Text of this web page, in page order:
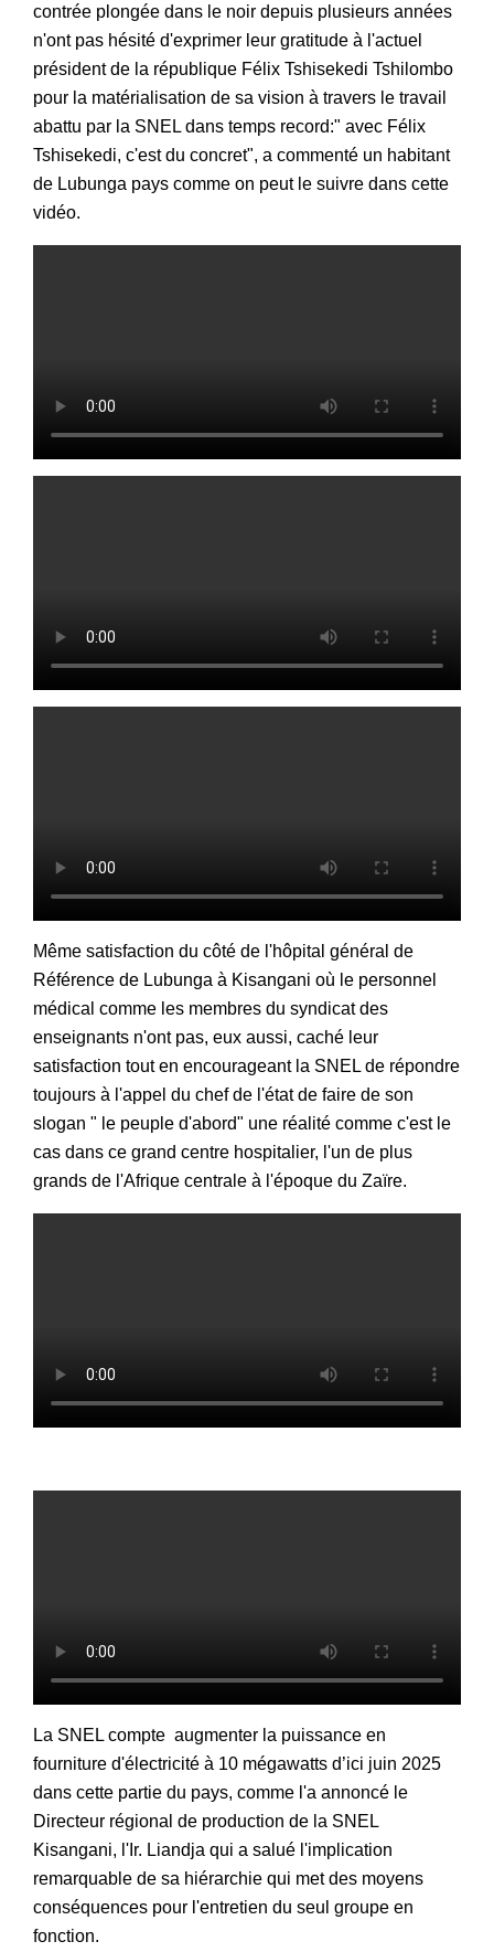
contrée plongée dans le noir depuis plusieurs années
n'ont pas hésité d'exprimer leur gratitude à l'actuel
président de la république Félix Tshisekedi Tshilombo
pour la matérialisation de sa vision à travers le travail
abattu par la SNEL dans temps record:" avec Félix
Tshisekedi, c'est du concret", a commenté un habitant
de Lubunga pays comme on peut le suivre dans cette
vidéo.
Même satisfaction du côté de l'hôpital général de
Référence de Lubunga à Kisangani où le personnel
médical comme les membres du syndicat des
enseignants n'ont pas, eux aussi, caché leur
satisfaction tout en encourageant la SNEL de répondre
toujours à l'appel du chef de l'état de faire de son
slogan " le peuple d'abord" une réalité comme c'est le
cas dans ce grand centre hospitalier, l'un de plus
grands de l'Afrique centrale à l'époque du Zaïre.
La SNEL compte augmenter la puissance en
fourniture d'électricité à 10 mégawatts d’ici juin 2025
dans cette partie du pays, comme l'a annoncé le
Directeur régional de production de la SNEL
Kisangani, l'Ir. Liandja qui a salué l'implication
remarquable de sa hiérarchie qui met des moyens
conséquences pour l'entretien du seul groupe en
fonction.